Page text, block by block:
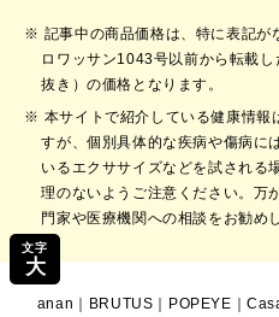
文字
大
記事中の商品価格は、特に表記が
ロワッサン1043号以前から転載
抜き）の価格となります。
本サイトで紹介している健康情報
すが、個別具体的な疾病や傷病に
いるエクササイズなどを試される
理のないようご注意ください。万
門家や医療機関への相談をお勧め
anan ｜ BRUTUS ｜ POPEYE ｜